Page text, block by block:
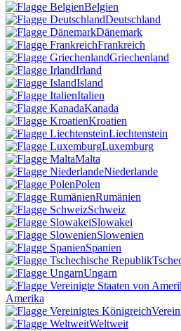
Belgien
Deutschland
Dänemark
Frankreich
Griechenland
Irland
Island
Italien
Kanada
Kroatien
Liechtenstein
Luxemburg
Malta
Niederlande
Polen
Rumänien
Schweiz
Slowakei
Slowenien
Spanien
Ungarn
Amerika
Weltweit